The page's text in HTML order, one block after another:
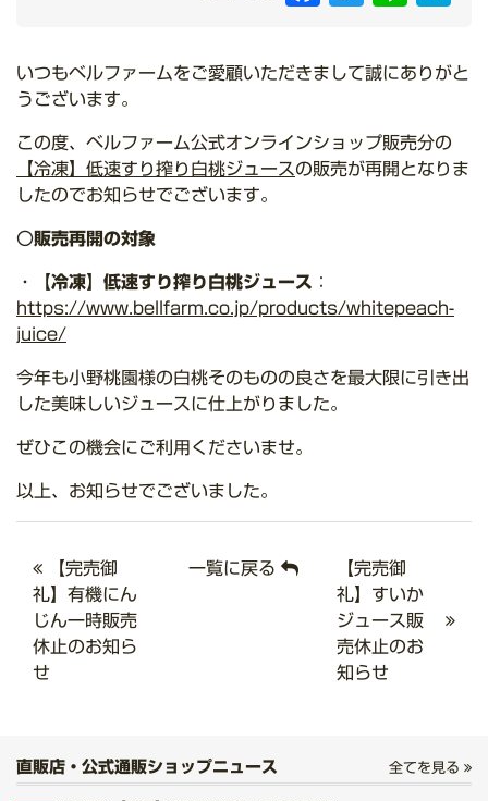
いつもベルファームをご愛顧いただきまして誠にありがと
うございます。
この度、ベルファーム公式オンラインショップ販売分の
【冷凍】低速すり搾り白桃ジュース の販売が再開となりま
したのでお知らせでございます。
〇販売再開の対象
・ 【冷凍】低速すり搾り白桃ジュース ：
https://www.bellfarm.co.jp/products/whitepeach-
juice/
今年も小野桃園様の白桃そのものの良さを最大限に引き出
した美味しいジュースに仕上がりました。
ぜひこの機会にご利用くださいませ。
以上、お知らせでございました。
【完売御
礼】有機にん
じん一時販売
休止のお知ら
せ
一覧に戻る
【完売御
礼】すいか
ジュース販
売休止のお
知らせ
直販店・公式通販ショップニュース 全てを見る